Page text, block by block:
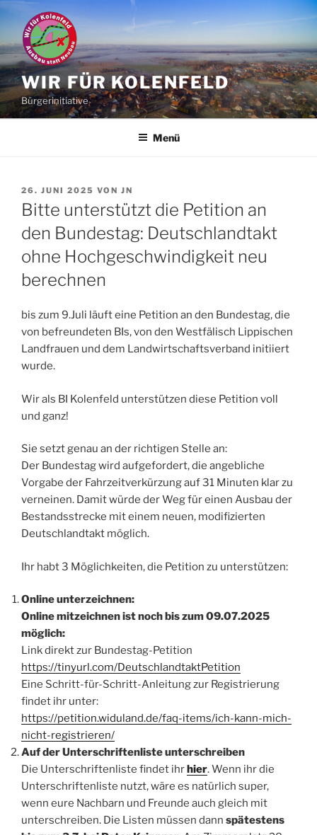
Zum
Inhalt
springen
WIR FÜR KOLENFELD
Bürgerinitiative
Menü
VERÖFFENTLICHT
AM
26. JUNI 2025 VON JN
Bitte unterstützt die Petition an
den Bundestag: Deutschlandtakt
ohne Hochgeschwindigkeit neu
berechnen
bis zum 9.Juli läuft eine Petition an den Bundestag, die
von befreundeten BIs, von den Westfälisch Lippischen
Landfrauen und dem Landwirtschaftsverband initiiert
wurde.
Wir als BI Kolenfeld unterstützen diese Petition voll
und ganz!
Sie setzt genau an der richtigen Stelle an:
Der Bundestag wird aufgefordert, die angebliche
Vorgabe der Fahrzeitverkürzung auf 31 Minuten klar zu
verneinen. Damit würde der Weg für einen Ausbau der
Bestandsstrecke mit einem neuen, modifizierten
Deutschlandtakt möglich.
Ihr habt 3 Möglichkeiten, die Petition zu unterstützen:
Online unterzeichnen:
Online mitzeichnen ist noch bis zum 09.07.2025
möglich:
Link direkt zur Bundestag-Petition
https://tinyurl.com/DeutschlandtaktPetition
Eine Schritt-für-Schritt-Anleitung zur Registrierung
findet ihr unter:
https://petition.widuland.de/faq-items/ich-kann-mich-
nicht-registrieren/
Auf der Unterschriftenliste unterschreiben
Die Unterschriftenliste findet ihrhier. Wenn ihr die
Unterschriftenliste nutzt, wäre es natürlich super,
wenn eure Nachbarn und Freunde auch gleich mit
unterschreiben. Die Listen müssen dann spätestens